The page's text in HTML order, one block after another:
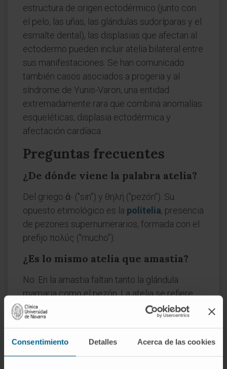
Consentimiento Detalles Acerca de las cookies
estructura de origen ectodérmico (junto con
el pelo, las uñas, las glándulas sudoríparas y el
esmalte dental), las displasias que afectan al
ectodermo pueden incluir atelia bilateral entre
sus manifestaciones. Se han comunicado
también casos asociados a progeria y al
síndrome de Yunis-Varon, una entidad
extremadamente rara que combina anomalías
esqueléticas, displasia ectodérmica y
afectación cardíaca.
Preguntas frecuentes
¿De dónde viene la palabra atelia?
Del griego ἀ- ("sin") y θηλή ("pezón"). Su
opuesto etimológico es la politelia, presencia
de pezones supernumerarios, formada con el
prefijo πολύς ("mucho").
¿Es lo mismo atelia que amastia?
No. En la amastia faltan tanto la glándula
mamaria como el pezón. La atelia se refiere
solo a la ausencia del complejo pezón-areola;
la glándula subyacente puede estar presente.
mediante pruebas de imagen.